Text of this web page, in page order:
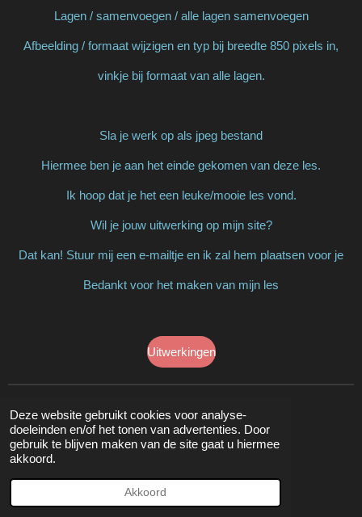
Deze website gebruikt cookies voor analyse-
doeleinden en/of het tonen van advertenties. Door
gebruik te blijven maken van de site gaat u hiermee
akkoord.
Akkoord
Lagen / samenvoegen / alle lagen samenvoegen
Afbeelding / formaat wijzigen en typ bij breedte 850 pixels in,
vinkje bij formaat van alle lagen.
Sla je werk op als jpeg bestand
Hiermee ben je aan het einde gekomen van deze les.
Ik hoop dat je het een leuke/mooie les vond.
Wil je jouw uitwerking op mijn site?
Dat kan! Stuur mij een e-mailtje en ik zal hem plaatsen voor je
Bedankt voor het maken van mijn les
Uitwerkingen